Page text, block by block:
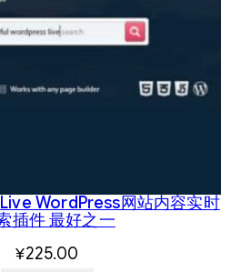
WordPress网站内容实时
插件 最好之一
¥225.00